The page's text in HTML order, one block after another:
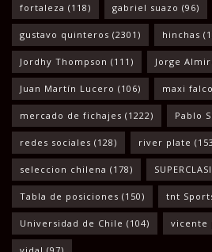
fortaleza (118) gabriel suazo (96)
gustavo quinteros (2301) hinchas
Jordhy Thompson (111) Jorge
Juan Martín Lucero (106) maxi
mercado de fichajes (1222) Pablo
redes sociales (128) river plate
seleccion chilena (178)
Tabla de posiciones (150) tnt
Universidad de Chile (104) vicente